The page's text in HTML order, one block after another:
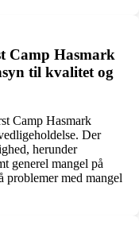
Camp Hasmark
til kvalitet og
Camp Hasmark
Der
herunder
generel mangel på
problemer med mangel